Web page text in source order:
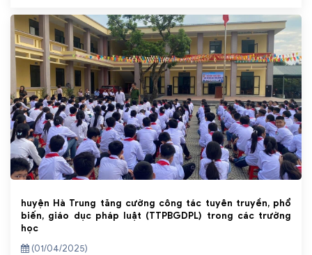
huyện Hà Trung tăng cường công tác tuyên truyền, phổ
biến, giáo dục pháp luật (TTPBGDPL) trong các trường
học
(01/04/2025)